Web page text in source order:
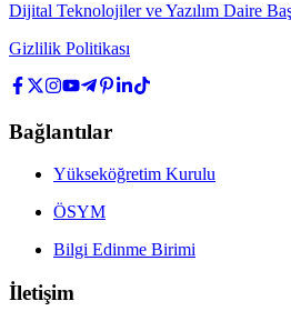
Dijital Teknolojiler ve Yazılım Daire
Gizlilik Politikası
Bağlantılar
Yükseköğretim Kurulu
ÖSYM
Bilgi Edinme Birimi
İletişim